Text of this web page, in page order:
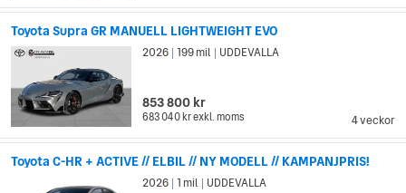
Toyota Supra GR MANUELL LIGHTWEIGHT EVO
4 veckor
2026 199 mil UDDEVALLA
853 800 kr
683 040 krexkl. moms
Toyota C-HR + ACTIVE // ELBIL // NY MODELL // KAMPANJPRIS!
2026 1 mil UDDEVALLA